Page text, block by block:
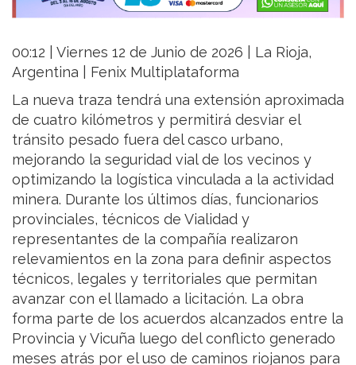
00:12 | Viernes 12 de Junio de 2026 | La Rioja,
Argentina | Fenix Multiplataforma
La nueva traza tendrá una extensión aproximada
de cuatro kilómetros y permitirá desviar el
tránsito pesado fuera del casco urbano,
mejorando la seguridad vial de los vecinos y
optimizando la logística vinculada a la actividad
minera. Durante los últimos días, funcionarios
provinciales, técnicos de Vialidad y
representantes de la compañía realizaron
relevamientos en la zona para definir aspectos
técnicos, legales y territoriales que permitan
avanzar con el llamado a licitación. La obra
forma parte de los acuerdos alcanzados entre la
Provincia y Vicuña luego del conflicto generado
meses atrás por el uso de caminos riojanos para